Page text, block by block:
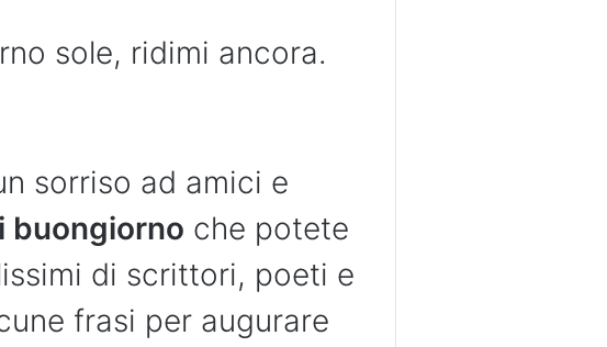
sole, ridimi ancora.
sorriso ad amici e
buongiorno che potete
di scrittori, poeti e
frasi per augurare